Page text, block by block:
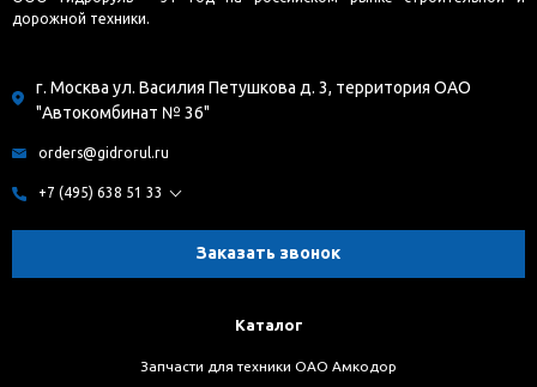
дорожной техники.
г. Москва ул. Василия Петушкова д. 3, территория ОАО
"Автокомбинат № 36"
orders@gidrorul.ru
+7 (495) 638 51 33
Заказать звонок
Каталог
Запчасти для техники ОАО Амкодор